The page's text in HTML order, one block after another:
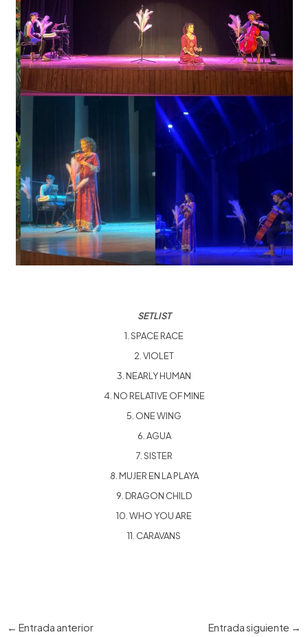
SETLIST
1. SPACE RACE
2. VIOLET
3. NEARLY HUMAN
4. NO RELATIVE OF MINE
5. ONE WING
6. AGUA
7. SISTER
8. MUJER EN LA PLAYA
9. DRAGON CHILD
10. WHO YOU ARE
11. CARAVANS
Navegación
← Entrada anterior Entrada siguiente →